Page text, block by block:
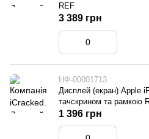
REF
3 389 грн
НФ-00001713
Дисплей (екран) Apple
тачскрином та рамкою
1 396 грн